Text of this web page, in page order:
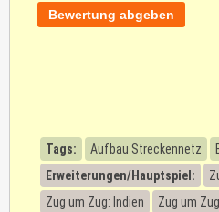
Bewertung abgeben
Tags: Aufbau Streckennetz
Erweiterungen/Hauptspiel:
Zug um Zug: Indien
Zug um